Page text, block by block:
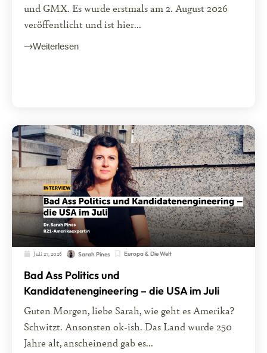
und GMX. Es wurde erstmals am 2. August 2026
veröffentlicht und ist hier...
Weiterlesen
Juli 27, 2026 Sarah Pines Europa & Die Welt
Bad Ass Politics und
Kandidatenengineering – die USA im Juli
Guten Morgen, liebe Sarah, wie geht es Amerika?
Schwitzt. Ansonsten ok-ish. Das Land wurde 250
Jahre alt, anscheinend gab es...